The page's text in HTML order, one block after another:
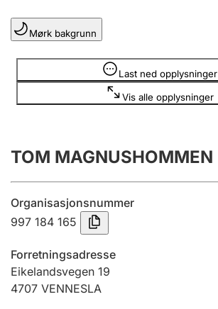
Lag og forening
Registrere, endre, slette
Årsregnskap
Innsending og forsinkelsesgebyr
Tinglysing
Jeger
Mørk bakgrunn
Last ned opplysninger
Vis alle opplysninger
Opplysninger er skjult
TOM MAGNUSHOMMEN
Organisasjonsnummer
997 184 165
Forretningsadresse
Eikelandsvegen 19
4707 VENNESLA